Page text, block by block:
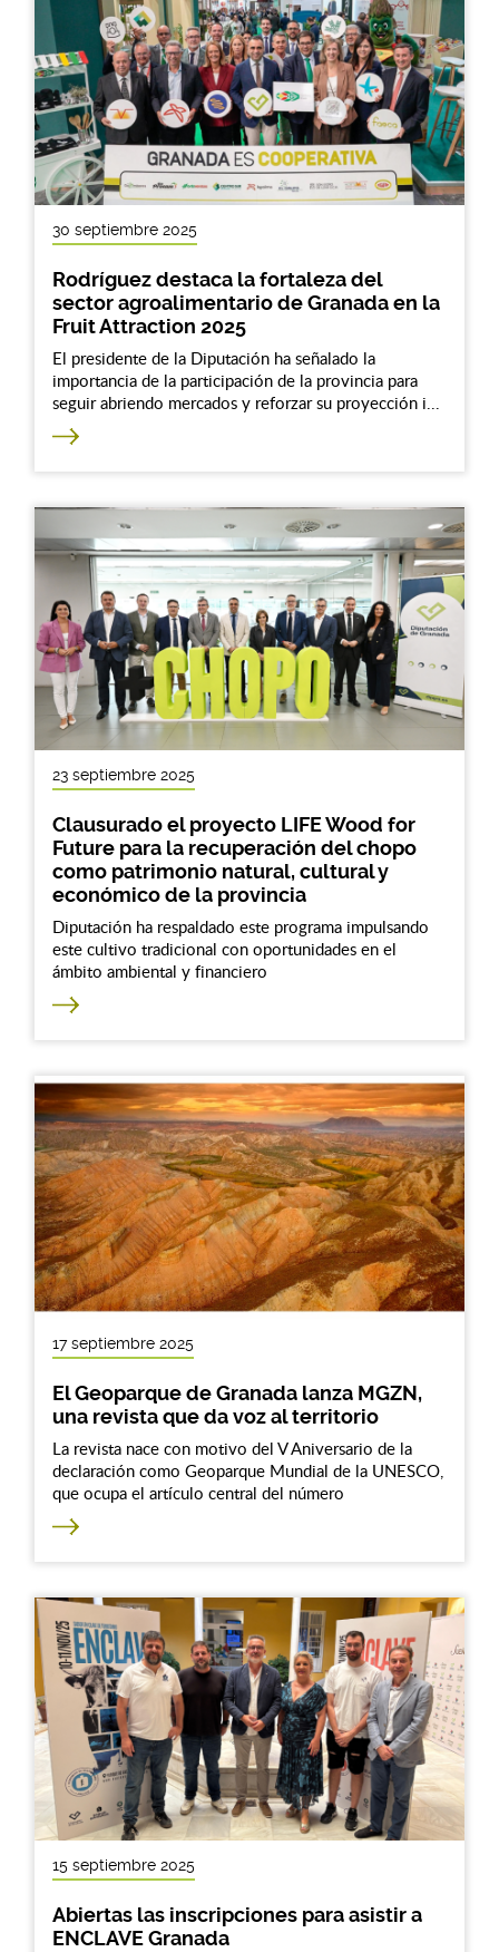
30 septiembre 2025
Rodríguez destaca la fortaleza del
sector agroalimentario de Granada en la
Fruit Attraction 2025
El presidente de la Diputación ha señalado la
importancia de la participación de la provincia para
seguir abriendo mercados y reforzar su proyección i...
23 septiembre 2025
Clausurado el proyecto LIFE Wood for
Future para la recuperación del chopo
como patrimonio natural, cultural y
económico de la provincia
Diputación ha respaldado este programa impulsando
este cultivo tradicional con oportunidades en el
ámbito ambiental y financiero
17 septiembre 2025
El Geoparque de Granada lanza MGZN,
una revista que da voz al territorio
La revista nace con motivo del V Aniversario de la
declaración como Geoparque Mundial de la UNESCO,
que ocupa el artículo central del número
15 septiembre 2025
Abiertas las inscripciones para asistir a
ENCLAVE Granada